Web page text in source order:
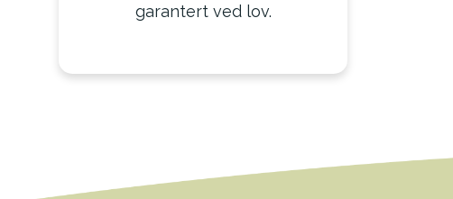
garantert ved lov.